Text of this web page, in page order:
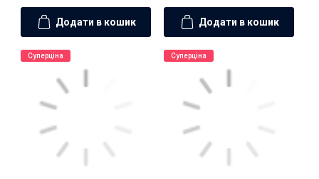
Додати в кошик Додати в кошик
Суперціна Суперціна